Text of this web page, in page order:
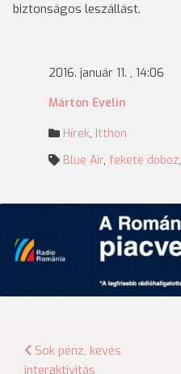
biztonságos leszállást.
2016. január 11. , 14:06
Márton Evelin
Hírek, Itthon
Blue Air, fekete doboz,
Bejegyzés
Sok pénz, kevés
interaktivitás